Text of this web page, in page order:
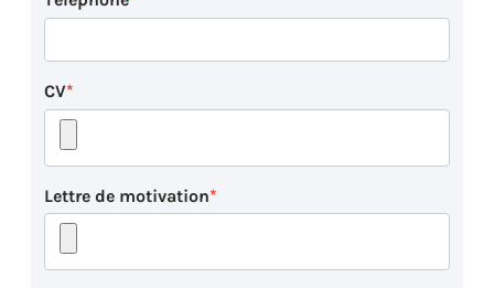
CV
Lettre de motivation